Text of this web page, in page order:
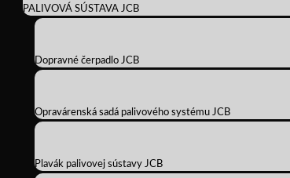
PALIVOVÁ SÚSTAVA JCB
Dopravné čerpadlo JCB
Opravárenská sadá palivového systému JCB
Plavák palivovej sústavy JCB